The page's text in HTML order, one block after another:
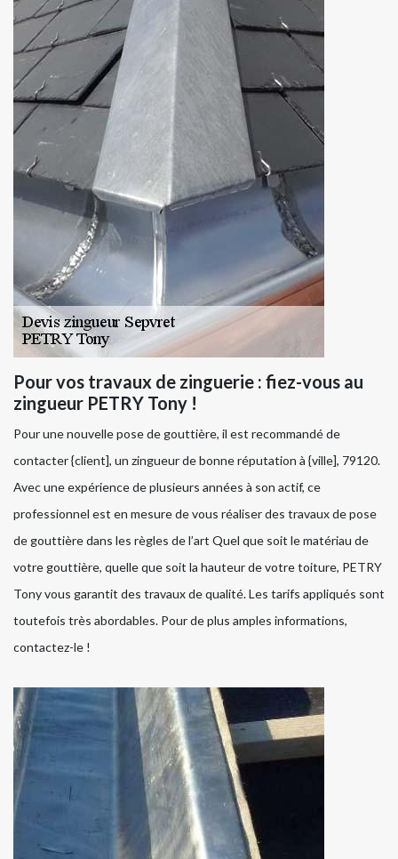
Pour vos travaux de zinguerie : fiez-vous au
zingueur PETRY Tony !
Pour une nouvelle pose de gouttière, il est recommandé de
contacter {client], un zingueur de bonne réputation à {ville], 79120.
Avec une expérience de plusieurs années à son actif, ce
professionnel est en mesure de vous réaliser des travaux de pose
de gouttière dans les règles de l’art Quel que soit le matériau de
votre gouttière, quelle que soit la hauteur de votre toiture, PETRY
Tony vous garantit des travaux de qualité. Les tarifs appliqués sont
toutefois très abordables. Pour de plus amples informations,
contactez-le !